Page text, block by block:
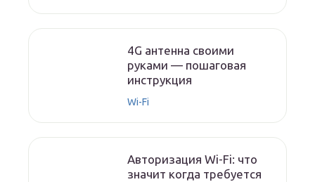
4G антенна своими
руками — пошаговая
инструкция
Wi-Fi
Авторизация Wi-Fi: что
значит когда требуется